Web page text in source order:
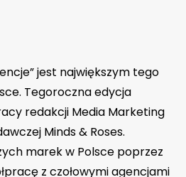
jest największym tego
Tegoroczna edycja
redakcji Media Marketing
Minds & Roses.
marek w Polsce poprzez
z czołowymi agencjami